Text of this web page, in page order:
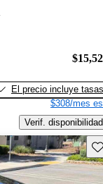
El precio incluye tasas
$308/mes
Verif. disponibilidad